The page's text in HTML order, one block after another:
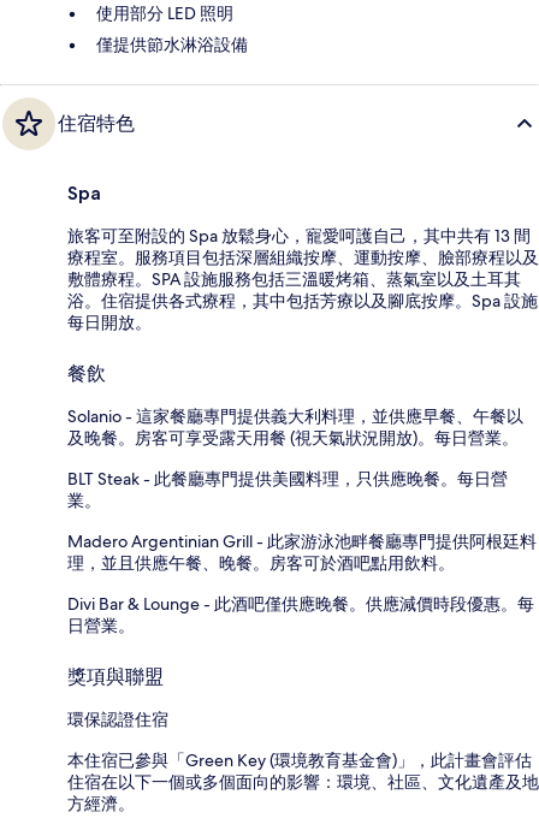
使用部分 LED 照明
僅提供節水淋浴設備
住宿特色
Spa
旅客可至附設的 Spa 放鬆身心，寵愛呵護自己，其中共有 13 間
療程室。服務項目包括深層組織按摩、運動按摩、臉部療程以及
敷體療程。SPA 設施服務包括三溫暖烤箱、蒸氣室以及土耳其
浴。住宿提供各式療程，其中包括芳療以及腳底按摩。Spa 設施
每日開放。
餐飲
Solanio - 這家餐廳專門提供義大利料理，並供應早餐、午餐以
及晚餐。房客可享受露天用餐 (視天氣狀況開放)。每日營業。
BLT Steak - 此餐廳專門提供美國料理，只供應晚餐。每日營
業。
Madero Argentinian Grill - 此家游泳池畔餐廳專門提供阿根廷料
理，並且供應午餐、晚餐。房客可於酒吧點用飲料。
Divi Bar & Lounge - 此酒吧僅供應晚餐。供應減價時段優惠。每
日營業。
獎項與聯盟
環保認證住宿
本住宿已參與「Green Key (環境教育基金會)」，此計畫會評估
住宿在以下一個或多個面向的影響：環境、社區、文化遺產及地
方經濟。